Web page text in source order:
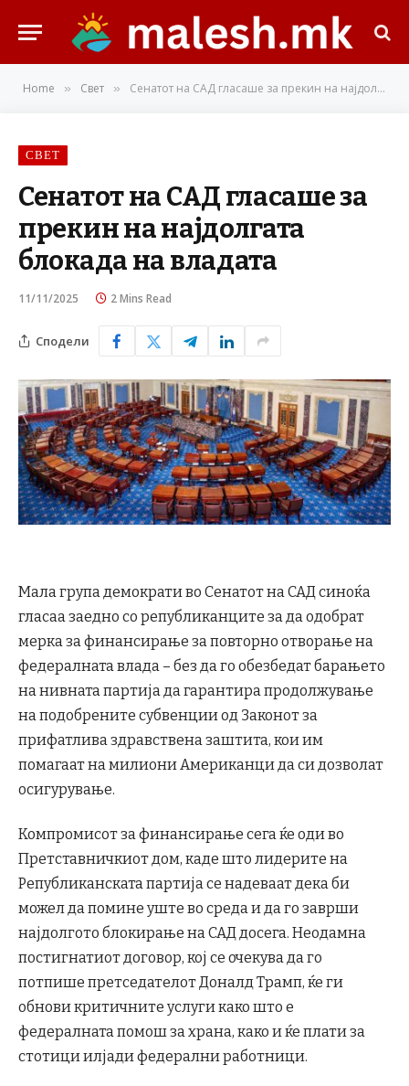
Home » Свет » Сенатот на САД гласаше за прекин на најдолгата блокада на владата
СВЕТ
Сенатот на САД гласаше за
прекин на најдолгата
блокада на владата
11/11/2025 2 Mins Read
Сподели
Мала група демократи во Сенатот на САД синоќа
гласаа заедно со републиканците за да одобрат
мерка за финансирање за повторно отворање на
федералната влада – без да го обезбедат барањето
на нивната партија да гарантира продолжување
на подобрените субвенции од Законот за
прифатлива здравствена заштита, кои им
помагаат на милиони Американци да си дозволат
осигурување.
Компромисот за финансирање сега ќе оди во
Претставничкиот дом, каде што лидерите на
Републиканската партија се надеваат дека би
можел да помине уште во среда и да го заврши
најдолгото блокирање на САД досега. Неодамна
постигнатиот договор, кој се очекува да го
потпише претседателот Доналд Трамп, ќе ги
обнови критичните услуги како што е
федералната помош за храна, како и ќе плати за
стотици илјади федерални работници.